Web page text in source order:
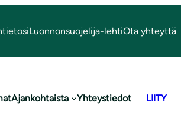
Luonnonsuojelija-lehtiOta yhteyttä
Ajankohtaista Yhteystiedot LIITY